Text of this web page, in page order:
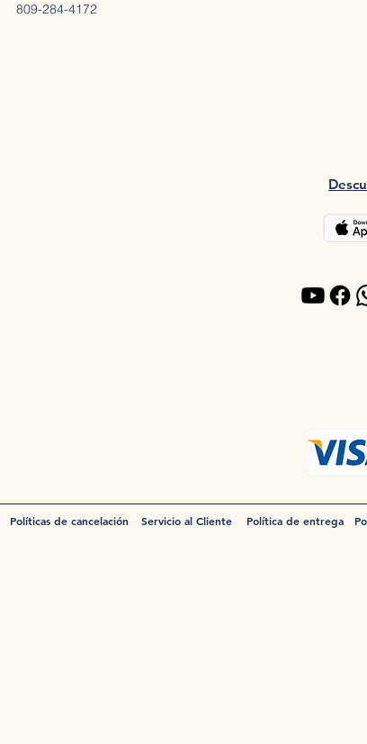
Políticas de cancelación Servicio al Cliente Política de entrega
809-284-4172